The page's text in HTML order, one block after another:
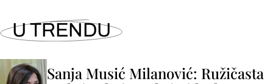
U TRENDU
Sanja Musić Milanović: Ružičasta